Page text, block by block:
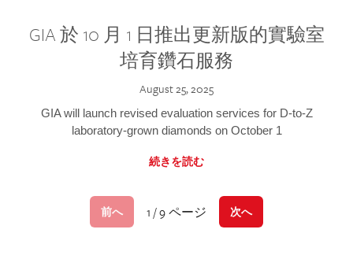
GIA 於 10 月 1 日推出更新版的實驗室
培育鑽石服務
August 25, 2025
GIA will launch revised evaluation services for D-to-Z
laboratory-grown diamonds on October 1
続きを読む
前へ 1 / 9 ページ 次へ